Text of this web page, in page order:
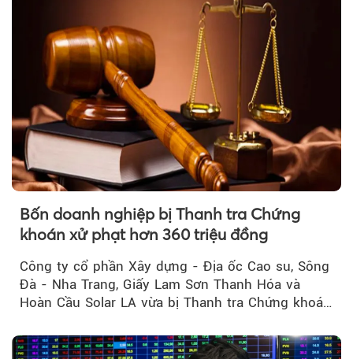
Bốn doanh nghiệp bị Thanh tra Chứng
khoán xử phạt hơn 360 triệu đồng
Công ty cổ phần Xây dựng - Địa ốc Cao su, Sông
Đà - Nha Trang, Giấy Lam Sơn Thanh Hóa và
Hoàn Cầu Solar LA vừa bị Thanh tra Chứng khoán
do vi phạm quy định về công bố thông tin trên